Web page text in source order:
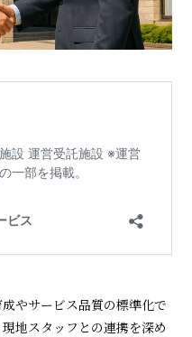
やサービス品質の標準化で
地スタッフとの連携を深め